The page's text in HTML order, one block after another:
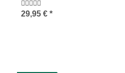
Leder Case Braun
29,95 € *